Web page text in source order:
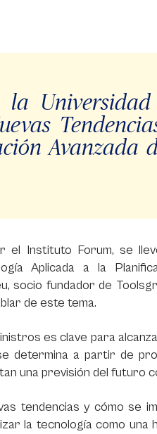
Avanzada
el Instituto Forum, se
Aplicada a la
socio fundador de
de este tema.
es clave para
determina a partir de
una previsión del futuro
tendencias y cómo se
la tecnología como una